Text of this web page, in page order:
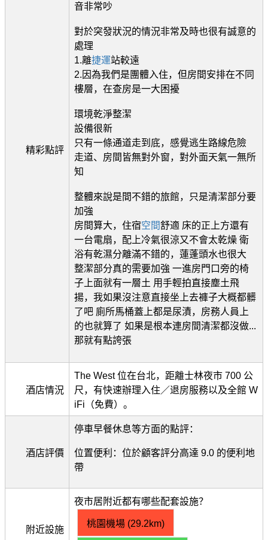
精彩點評
音非常吵
對於突發狀況的情況非常及時也很有誠意的
處理
1.離捷運站較遠
2.因為我們是團體入住，但房間安排在不同
樓層，在查房是一大困擾
環境乾淨整潔
設備很新
只有一條通道走到底，感覺逃生路線危險
走道、房間皆無對外窗，對外面天氣一無所
知
整體來說是間不錯的旅館，只是清潔部分要
加強
房間算大，住宿空間舒適 床的正上方還有
一台電扇，配上冷氣很涼又不會太乾燥 衛
浴有乾濕分離滿不錯的，蓮蓬頭水也很大
整潔部分真的需要加強 一進房門口旁的椅
子上面就有一層土 用手輕拍直接塵土飛
揚，我如果沒注意直接坐上去褲子大概都髒
了吧 廁所馬桶蓋上都是尿漬，房務人員上
的也就算了 如果是根本連房間清潔都沒做...
那就有點誇張
酒店情況
The West 位在台北，距離士林夜市 700 公
尺，有快速辦理入住／退房服務以及全館 W
iFi（免費）。
酒店評價
停車早餐休息等方面的點評：
位置便利：位於顧客評分高達 9.0 的便利地
帶
附近設施
夜市居附近都有哪些配套設施？
桃園機場 (29.2km)